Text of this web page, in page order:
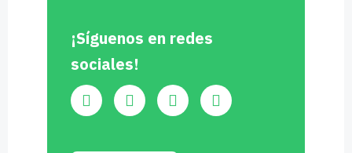
¡Síguenos en redes
sociales!